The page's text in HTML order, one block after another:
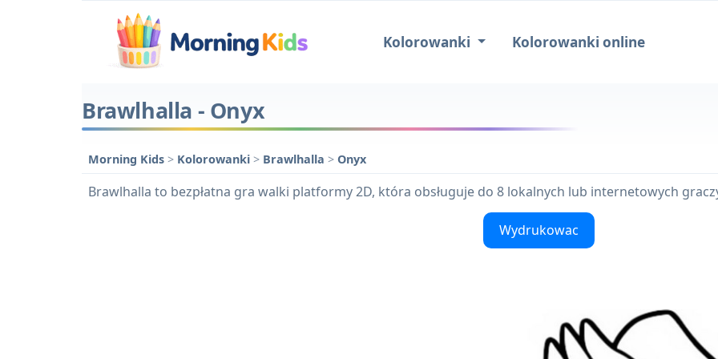
Kolorowanki Kolorowanki online
Brawlhalla - Onyx
Morning Kids > Kolorowanki > Brawlhalla > Onyx
Brawlhalla to bezpłatna gra walki platformy 2D, która obsługuje do 8 lokalnych lub internetowych
Wydrukowac